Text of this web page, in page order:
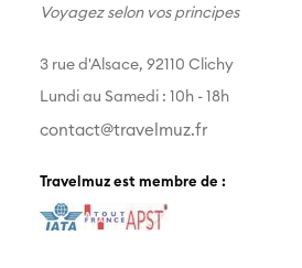
Voyagez selon vos principes
3 rue d'Alsace, 92110 Clichy
Lundi au Samedi : 10h - 18h
contact@travelmuz.fr
Travelmuz est membre de :